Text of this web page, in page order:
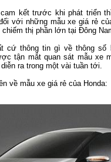
cam kết trước khi phát triển
với những mẫu xe giá rẻ
thị phần lớn tại Đông
cứ thông tin gì về thông số
tận mắt quan sát mẫu xe
ra trong một vài tuần tới.
về mẫu xe giá rẻ của Honda: